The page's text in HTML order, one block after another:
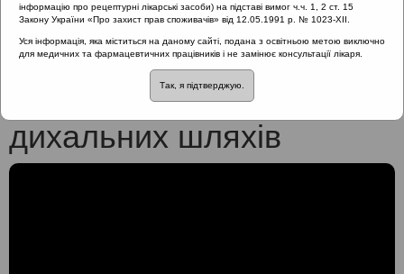
Біоплівки і рецидивуючі
запальні процеси верхніх
дихальних шляхів
інформацію про рецептурні лікарські засоби) на підставі вимог ч.ч. 1, 2 ст. 15
Закону України «Про захист прав споживачів» від 12.05.1991 р. № 1023-XII.
Уся інформація, яка міститься на даному сайті, подана з освітньою метою виключно
для медичних та фармацевтичних працівників і не замінює консультації лікаря.
Так, я підтверджую.